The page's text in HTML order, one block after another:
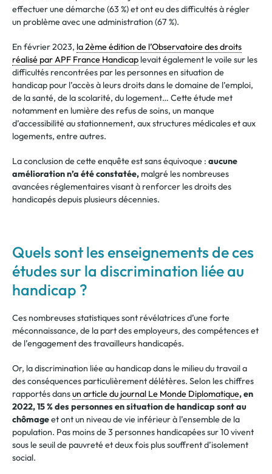
effectuer une démarche (63 %) et ont eu des difficultés à régler
un problème avec une administration (67 %).
En février 2023, la 2ème édition de l’Observatoire des droits
réalisé par APF France Handicap levait également le voile sur les
difficultés rencontrées par les personnes en situation de
handicap pour l’accès à leurs droits dans le domaine de l’emploi,
de la santé, de la scolarité, du logement… Cette étude met
notamment en lumière des refus de soins, un manque
d’accessibilité au stationnement, aux structures médicales et aux
logements, entre autres.
La conclusion de cette enquête est sans équivoque : aucune
amélioration n’a été constatée, malgré les nombreuses
avancées réglementaires visant à renforcer les droits des
handicapés depuis plusieurs décennies.
Quels sont les enseignements de ces
études sur la discrimination liée au
handicap ?
Ces nombreuses statistiques sont révélatrices d’une forte
méconnaissance, de la part des employeurs, des compétences et
de l’engagement des travailleurs handicapés.
Or, la discrimination liée au handicap dans le milieu du travail a
des conséquences particulièrement délétères. Selon les chiffres
rapportés dansun article du journal Le Monde Diplomatique, en
2022, 15 % des personnes en situation de handicap sont au
chômageet ont un niveau de vie inférieur à l’ensemble de la
population. Pas moins de 3 personnes handicapées sur 10 vivent
sous le seuil de pauvreté et deux fois plus souffrent d’isolement
social.